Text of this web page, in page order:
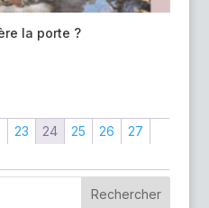
la porte ?
23 24 25 26
27
Rechercher